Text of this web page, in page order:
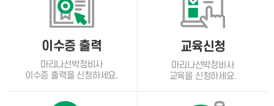
이수증 출력
마리나선박정비사
이수증 출력을 신청하세요.
교육신청
마리나선박정비사
교육을 신청하세요.